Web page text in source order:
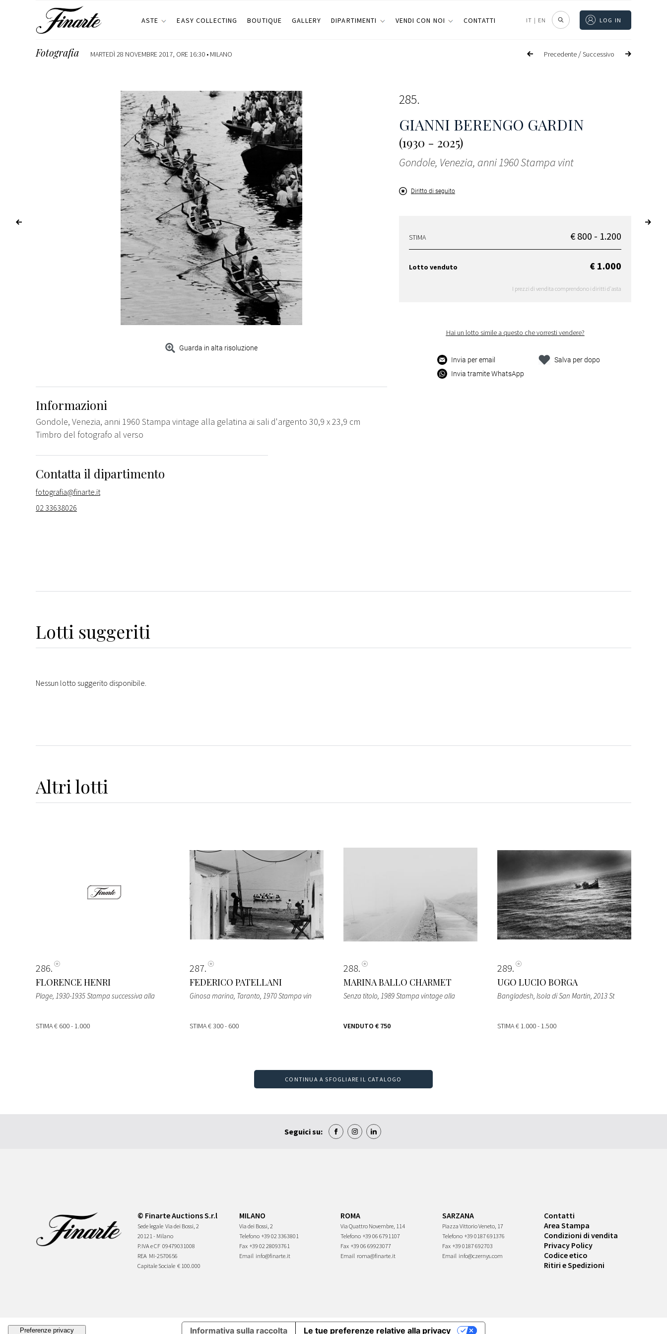
ASTE EASY COLLECTING BOUTIQUE GALLERY DIPARTIMENTI VENDI CON NOI CONTATTI IT | EN LOG IN
Precedente /Successivo
Fotografia MARTEDÌ 28 NOVEMBRE 2017, ORE 16:30 • MILANO
Guarda in alta risoluzione
285
GIANNI BERENGO GARDIN
(1930 - 2025)
Gondole, Venezia, anni 1960 Stampa vint
Diritto di seguito
STIMA € 800 - 1.200
Lotto venduto € 1.000
I prezzi di vendita comprendono i diritti d'asta
Hai un lotto simile a questo che vorresti vendere?
Invia per email
Invia tramite WhatsApp
Salva per dopo
Informazioni
Gondole, Venezia, anni 1960 Stampa vintage alla gelatina ai sali d'argento 30,9 x 23,9 cm
Timbro del fotografo al verso
Contatta il dipartimento
fotografia@finarte.it
02 33638026
Lotti suggeriti
Nessun lotto suggerito disponibile.
Altri lotti
286
FLORENCE HENRI
Plage, 1930-1935 Stampa successiva alla
STIMA€ 600 - 1.000
287
FEDERICO PATELLANI
Ginosa marina, Taranto, 1970 Stampa vin
STIMA€ 300 - 600
288
MARINA BALLO CHARMET
Senza titolo, 1989 Stampa vintage alla
VENDUTO € 750
289
UGO LUCIO BORGA
Bangladesh, Isola di San Martin, 2013 St
STIMA€ 1.000 - 1.500
CONTINUA A SFOGLIARE IL CATALOGO
Seguici su:
© Finarte Auctions S.r.l
Sede legale Via dei Bossi, 2
20121 - Milano
P.IVA e CF 09479031008
REA MI-2570656
Capitale Sociale € 100.000
MILANO
Via dei Bossi, 2
Telefono +39 02 3363801
Fax +39 02 28093761
Email info@finarte.it
ROMA
Via Quattro Novembre, 114
Telefono +39 06 6791107
Fax +39 06 69923077
Email roma@finarte.it
SARZANA
Piazza Vittorio Veneto, 17
Telefono +39 0187 691376
Fax +39 0187 692703
Email info@czernys.com
Contatti
Area Stampa
Condizioni di vendita
Privacy Policy
Codice etico
Ritiri e Spedizioni
Informativa sulla raccolta Le tue preferenze relative alla privacy